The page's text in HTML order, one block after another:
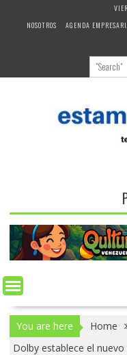
NOSOTROS
AGENDA
You are here Home
Dolby establece el